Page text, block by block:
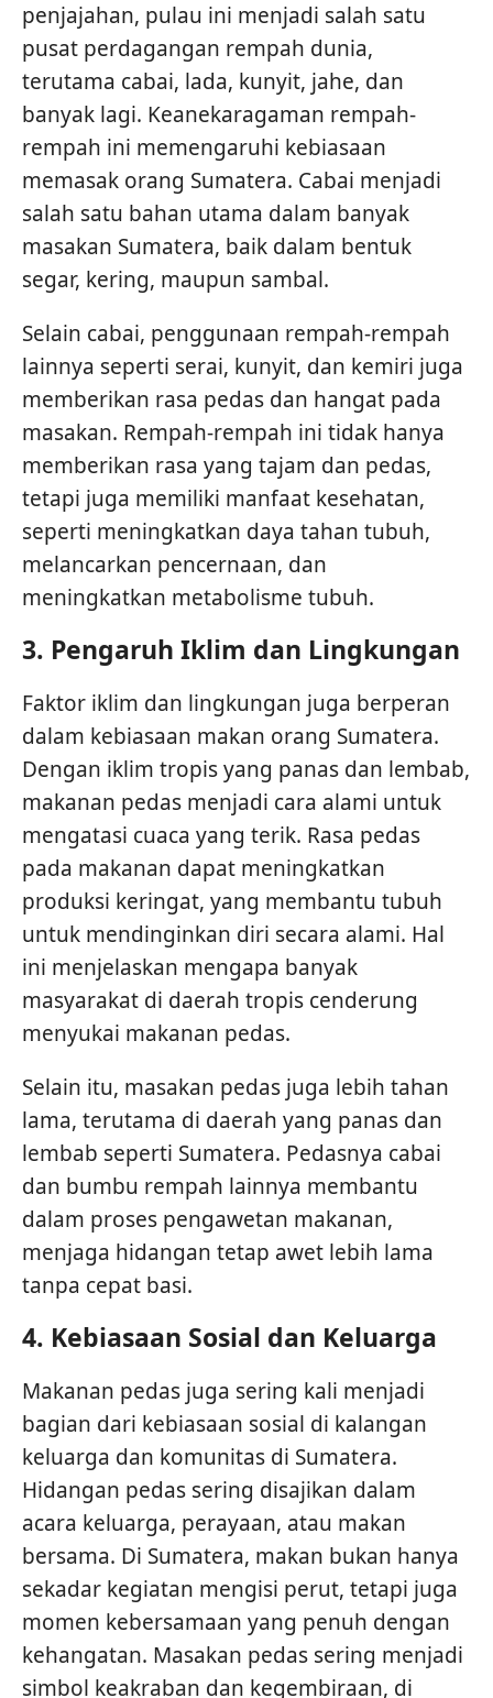
penjajahan, pulau ini menjadi salah satu
pusat perdagangan rempah dunia,
terutama cabai, lada, kunyit, jahe, dan
banyak lagi. Keanekaragaman rempah-
rempah ini memengaruhi kebiasaan
memasak orang Sumatera. Cabai menjadi
salah satu bahan utama dalam banyak
masakan Sumatera, baik dalam bentuk
segar, kering, maupun sambal.
Selain cabai, penggunaan rempah-rempah
lainnya seperti serai, kunyit, dan kemiri juga
memberikan rasa pedas dan hangat pada
masakan. Rempah-rempah ini tidak hanya
memberikan rasa yang tajam dan pedas,
tetapi juga memiliki manfaat kesehatan,
seperti meningkatkan daya tahan tubuh,
melancarkan pencernaan, dan
meningkatkan metabolisme tubuh.
3. Pengaruh Iklim dan Lingkungan
Faktor iklim dan lingkungan juga berperan
dalam kebiasaan makan orang Sumatera.
Dengan iklim tropis yang panas dan lembab,
makanan pedas menjadi cara alami untuk
mengatasi cuaca yang terik. Rasa pedas
pada makanan dapat meningkatkan
produksi keringat, yang membantu tubuh
untuk mendinginkan diri secara alami. Hal
ini menjelaskan mengapa banyak
masyarakat di daerah tropis cenderung
menyukai makanan pedas.
Selain itu, masakan pedas juga lebih tahan
lama, terutama di daerah yang panas dan
lembab seperti Sumatera. Pedasnya cabai
dan bumbu rempah lainnya membantu
dalam proses pengawetan makanan,
menjaga hidangan tetap awet lebih lama
tanpa cepat basi.
4. Kebiasaan Sosial dan Keluarga
Makanan pedas juga sering kali menjadi
bagian dari kebiasaan sosial di kalangan
keluarga dan komunitas di Sumatera.
Hidangan pedas sering disajikan dalam
acara keluarga, perayaan, atau makan
bersama. Di Sumatera, makan bukan hanya
sekadar kegiatan mengisi perut, tetapi juga
momen kebersamaan yang penuh dengan
kehangatan. Masakan pedas sering menjadi
simbol keakraban dan kegembiraan, di